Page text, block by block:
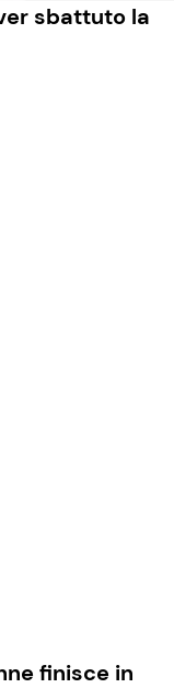
sbattuto la
finisce in